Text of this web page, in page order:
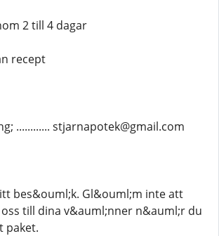
2 till 4 dagar
recept
............ stjarnapotek@gmail.com
bes&ouml;k. Gl&ouml;m inte att
till dina v&auml;nner n&auml;r du
paket.